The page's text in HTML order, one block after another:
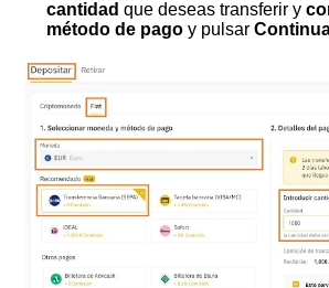
cantidad que deseas transferir y
método de pago y pulsar